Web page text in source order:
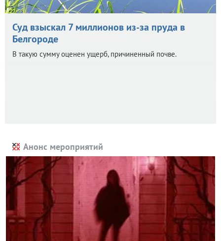
Суд взыскал 7 миллионов из-за пруда в
Белгороде
В такую сумму оценен ущерб, причиненный почве.
Анонс мероприятий